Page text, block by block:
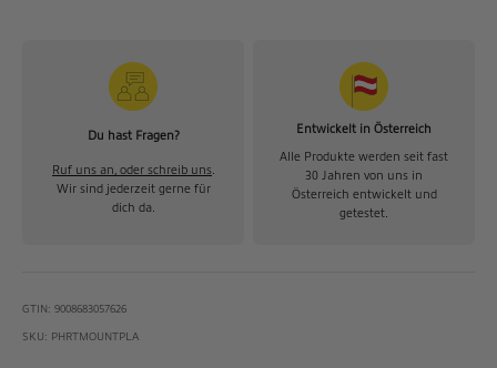
Du hast Fragen?
Ruf uns an, oder schreib uns.
Wir sind jederzeit gerne für
dich da.
Entwickelt in Österreich
Alle Produkte werden seit fast
30 Jahren von uns in
Österreich entwickelt und
getestet.
GTIN: 9008683057626
SKU: PHRTMOUNTPLA